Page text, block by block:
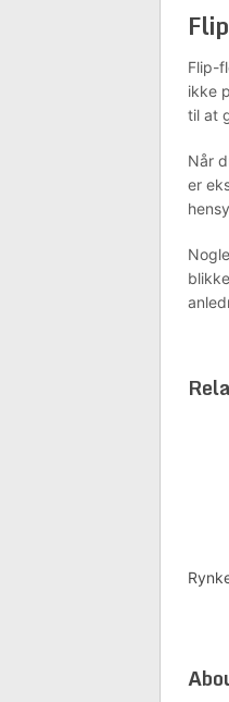
Flip-
ikke
til at
Når
er